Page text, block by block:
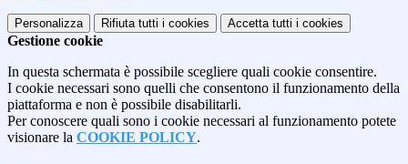
Personalizza Rifiuta tutti i cookies Accetta tutti i cookies
Gestione cookie
In questa schermata è possibile scegliere quali cookie consentire.
I cookie necessari sono quelli che consentono il funzionamento della
piattaforma e non è possibile disabilitarli.
Per conoscere quali sono i cookie necessari al funzionamento potete
visionare la COOKIE POLICY.